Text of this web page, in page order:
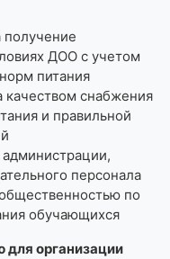
получение
ДОО с учетом
питания
качеством снабжения
и правильной
персонала
по
обучающихся
организации